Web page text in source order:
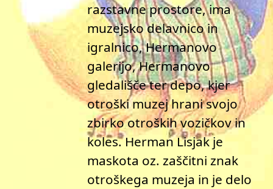
razstavne prostore, ima
muzejsko delavnico in
igralnico, Hermanovo
galerijo, Hermanovo
gledališče ter depo, kjer
otroški muzej hrani svojo
zbirko otroških vozičkov in
koles. Herman Lisjak je
maskota oz. zaščitni znak
otroškega muzeja in je delo